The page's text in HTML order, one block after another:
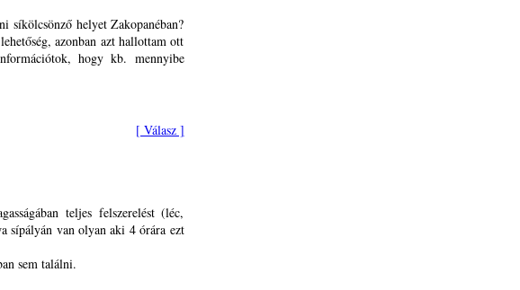
síkölcsönző helyet Zakopanéban?
azonban azt hallottam ott
hogy kb. mennyibe
[ Válasz ]
teljes felszerelést (léc,
sípályán van olyan aki 4 órára ezt
sem találni.